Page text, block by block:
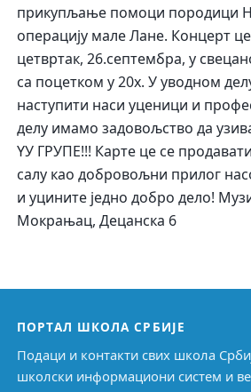
прикупљање помоци породици
операцију мале Лане. Концерт
цетвртак, 26.септембра, у
са поцетком у 20х. У уводном
наступити наси уценици и
делу имамо задовољство да
YУ ГРУПЕ!!! Карте це се
салу као добровољни прилог
и уцините једно добро дело!
Мокрањац, Децанска 6
ПОРТАЛ ШКОЛА СРБИЈЕ
Подаци и контакти свих школа
школски информациони систем и